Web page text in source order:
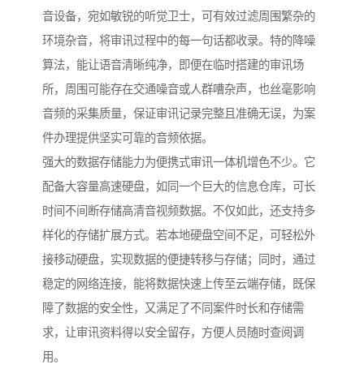
音设备，宛如敏锐的听觉卫士，可有效过滤周围繁杂的
环境杂音，将审讯过程中的每一句话都收录。特的降噪
算法，能让语音清晰纯净，即便在临时搭建的审讯场
所，周围可能存在交通噪音或人群嘈杂声，也丝毫影响
音频的采集质量，保证审讯记录完整且准确无误，为案
件办理提供坚实可靠的音频依据。​
强大的数据存储能力为便携式审讯一体机增色不少。它
配备大容量高速硬盘，如同一个巨大的信息仓库，可长
时间不间断存储高清音视频数据。不仅如此，还支持多
样化的存储扩展方式。若本地硬盘空间不足，可轻松外
接移动硬盘，实现数据的便捷转移与存储；同时，通过
稳定的网络连接，能将数据快速上传至云端存储，既保
障了数据的安全性，又满足了不同案件时长和存储需
求，让审讯资料得以安全留存，方便人员随时查阅调
用。​